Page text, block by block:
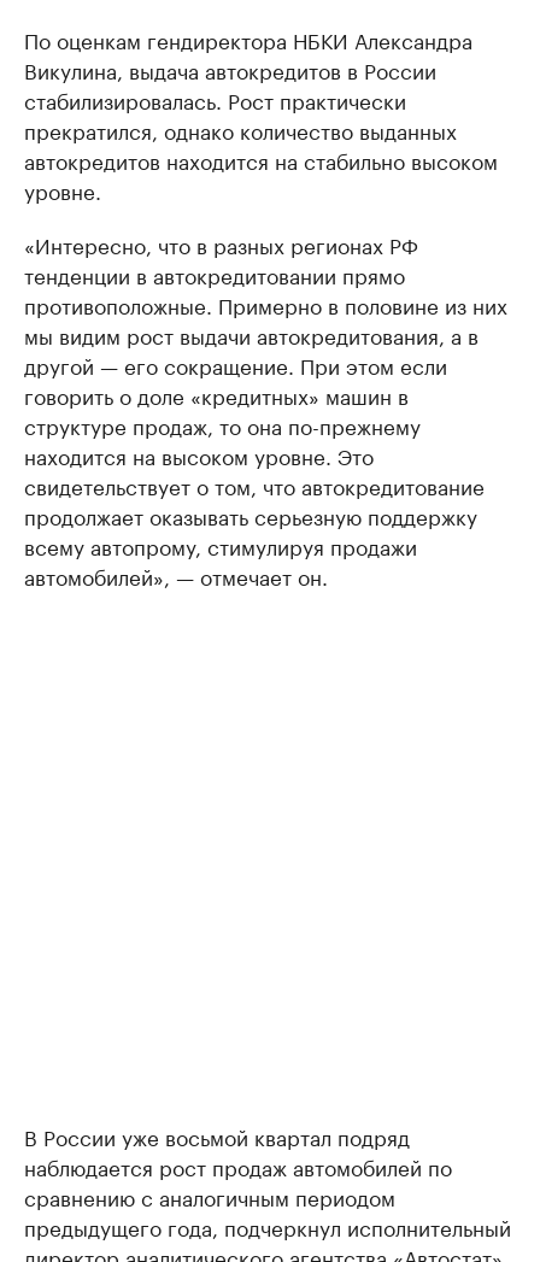
По оценкам гендиректора НБКИ Александра
Викулина, выдача автокредитов в России
стабилизировалась. Рост практически
прекратился, однако количество выданных
автокредитов находится на стабильно высоком
уровне.
«Интересно, что в разных регионах РФ
тенденции в автокредитовании прямо
противоположные. Примерно в половине из них
мы видим рост выдачи автокредитования, а в
другой — его сокращение. При этом если
говорить о доле «кредитных» машин в
структуре продаж, то она по-прежнему
находится на высоком уровне. Это
свидетельствует о том, что автокредитование
продолжает оказывать серьезную поддержку
всему автопрому, стимулируя продажи
автомобилей», — отмечает он.
В России уже восьмой квартал подряд
наблюдается рост продаж автомобилей по
сравнению с аналогичным периодом
предыдущего года, подчеркнул исполнительный